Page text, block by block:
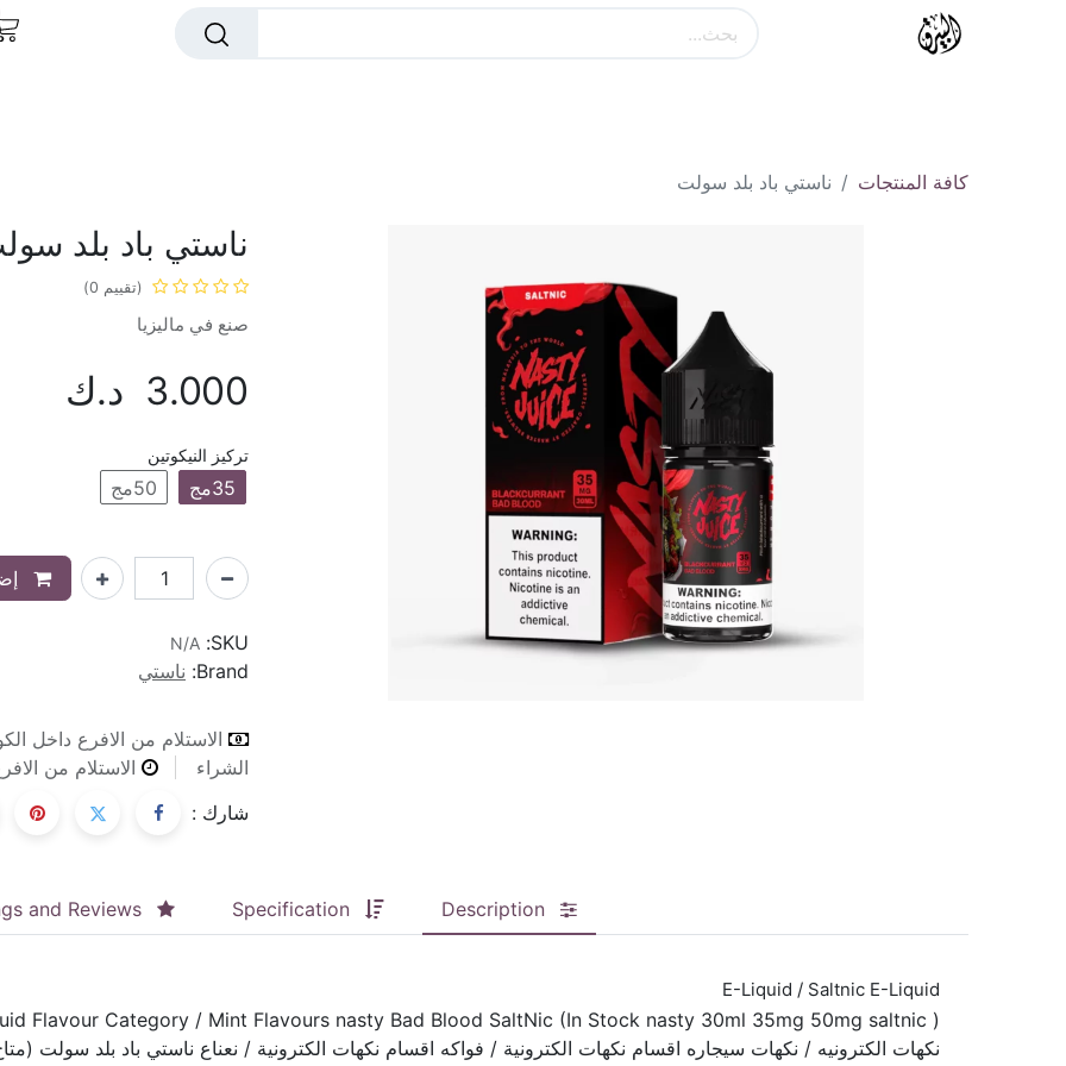
كافة المنتجات ناستي باد بلد سولت
ناستي باد بلد
(تقييم 0)
صنع في ماليزيا
3.000 د.ك
تركيز النيكوتين
35مج 50مج
SKU:
N/A
Brand: ناستي
الاستلام من الافرع داخل
الشراء
الاستلام من الافرع ٢٤ ساعة طوال ايام
شارك :
Description
Specification
and Reviews
E-Liquid / Saltnic E-Liquid
Flavour Category / Mint Flavours nasty Bad Blood SaltNic (In Stock nasty 30ml 35mg 50mg saltnic )